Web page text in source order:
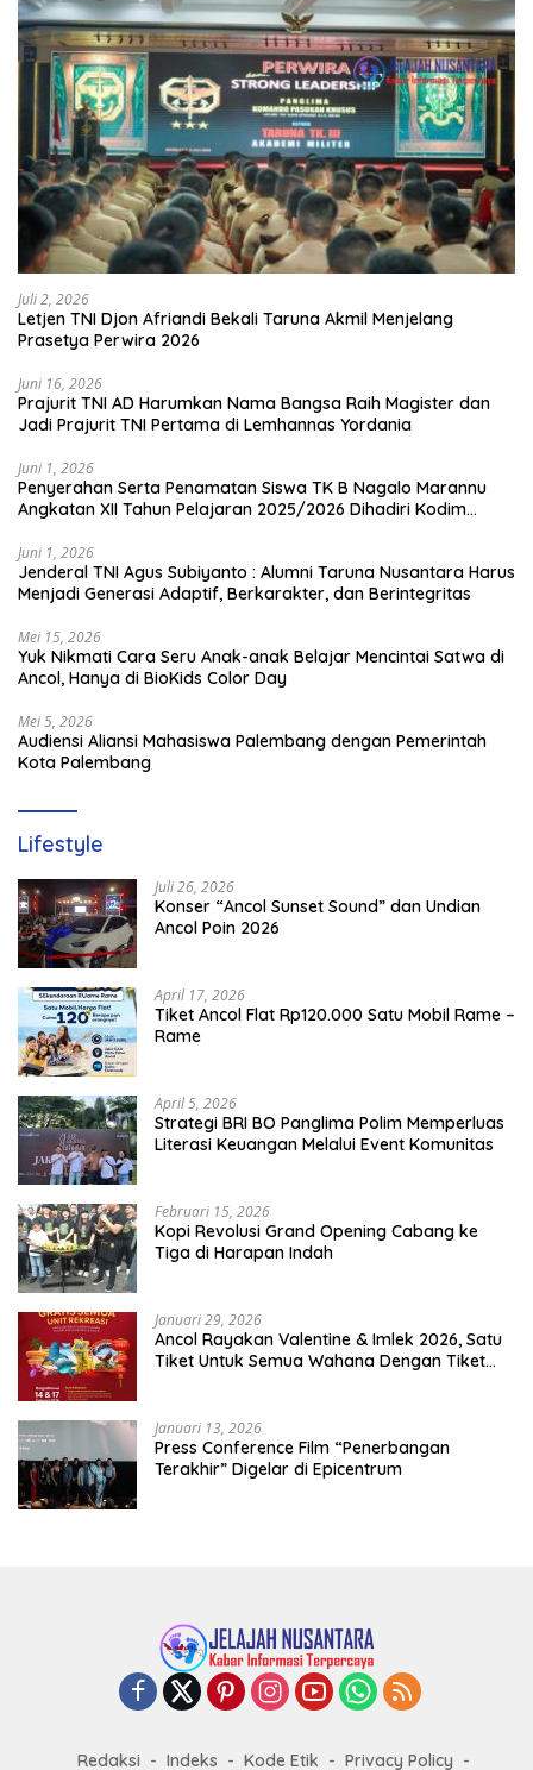
Juli 2, 2026
Letjen TNI Djon Afriandi Bekali Taruna Akmil Menjelang
Prasetya Perwira 2026
Juni 16, 2026
Prajurit TNI AD Harumkan Nama Bangsa Raih Magister dan
Jadi Prajurit TNI Pertama di Lemhannas Yordania
Juni 1, 2026
Penyerahan Serta Penamatan Siswa TK B Nagalo Marannu
Angkatan XII Tahun Pelajaran 2025/2026 Dihadiri Kodim
Juni 1, 2026
Jenderal TNI Agus Subiyanto : Alumni Taruna Nusantara Harus
Menjadi Generasi Adaptif, Berkarakter, dan Berintegritas
Mei 15, 2026
Yuk Nikmati Cara Seru Anak-anak Belajar Mencintai Satwa di
Ancol, Hanya di BioKids Color Day
Mei 5, 2026
Audiensi Aliansi Mahasiswa Palembang dengan Pemerintah
Kota Palembang
Lifestyle
Juli 26, 2026
Konser “Ancol Sunset Sound” dan Undian
Ancol Poin 2026
April 17, 2026
Tiket Ancol Flat Rp120.000 Satu Mobil Rame –
Rame
April 5, 2026
​Strategi BRI BO Panglima Polim Memperluas
Literasi Keuangan Melalui Event Komunitas
Februari 15, 2026
Kopi Revolusi Grand Opening Cabang ke
Tiga di Harapan Indah
Januari 29, 2026
Ancol Rayakan Valentine & Imlek 2026, Satu
Tiket Untuk Semua Wahana Dengan Tiket
Januari 13, 2026
Press Conference Film “Penerbangan
Terakhir” Digelar di Epicentrum
Redaksi Indeks Kode Etik Privacy Policy